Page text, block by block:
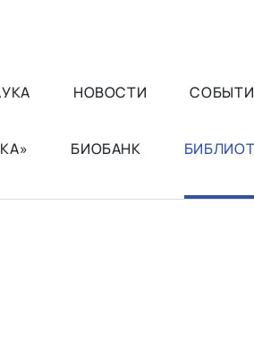
НОВОСТИ
БИОБАНК